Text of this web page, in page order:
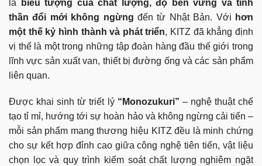
là
biểu tượng của chất lượng, độ bền vững và tinh
thần đổi mới không ngừng đến từ Nhật Bản. Với hơn
một thế kỷ hình thành và phát triển, KITZ đã khẳng định
vị thế là một trong những tập đoàn hàng đầu thế giới trong
lĩnh vực sản xuất van, thiết bị đường ống và các sản phẩm
liên quan.
Được khai sinh từ triết lý “Monozukuri” – nghệ thuật chế
tạo tỉ mỉ, hướng tới sự hoàn hảo và không ngừng cải tiến –
mỗi sản phẩm mang thương hiệu KITZ đều là minh chứng
cho sự kết hợp đỉnh cao giữa công nghệ tiên tiến, vật liệu
chọn lọc và quy trình kiểm soát chất lượng nghiêm ngặt